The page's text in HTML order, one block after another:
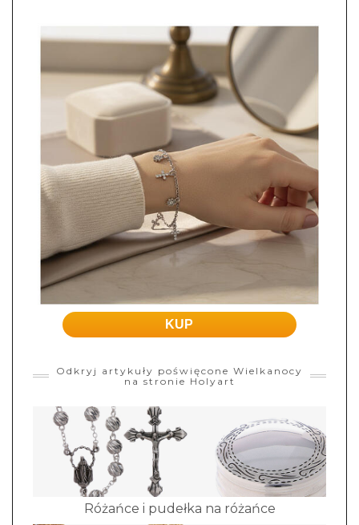
KUP
Odkryj artykuły poświęcone Wielkanocy
na stronie Holyart
Różańce i pudełka na różańce